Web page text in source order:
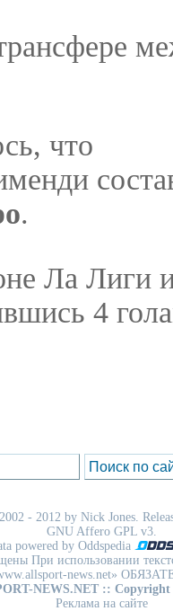
что
.
Ла Лиги
4
- 2012 by Nick Jones.
GNU Affero GPL v3.
powered by Oddspedia
При использовании
news.net»
NEWS.NET :: Copyright
Реклама на сайте